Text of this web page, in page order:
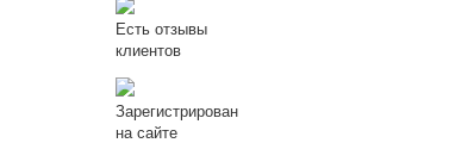
Есть отзывы
клиентов
Зарегистрирован
на сайте